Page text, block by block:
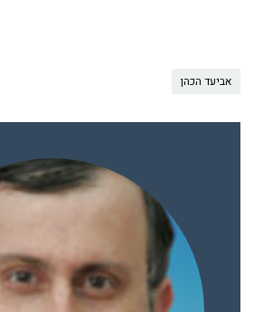
אביעד הכהן